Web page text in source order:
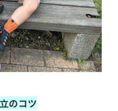
のコツ